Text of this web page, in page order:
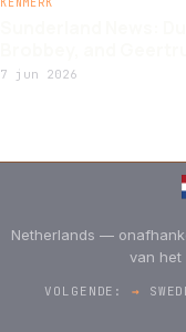
7 jun 2026
Netherlands —
van het
VOLGENDE:→